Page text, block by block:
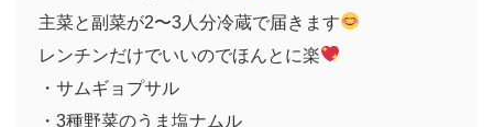
主菜と副菜が2〜3人分冷蔵で届きます
レンチンだけでいいのでほんとに楽
・サムギョプサル
・3種野菜のうま塩ナムル